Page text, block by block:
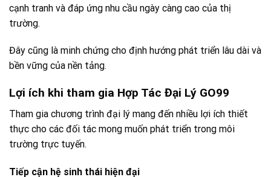
cạnh tranh và đáp ứng nhu cầu ngày càng cao của thị
trường.
Đây cũng là minh chứng cho định hướng phát triển lâu dài và
bền vững của nền tảng.
Lợi ích khi tham gia Hợp Tác Đại Lý GO99
Tham gia chương trình đại lý mang đến nhiều lợi ích thiết
thực cho các đối tác mong muốn phát triển trong môi
trường trực tuyến.
Tiếp cận hệ sinh thái hiện đại